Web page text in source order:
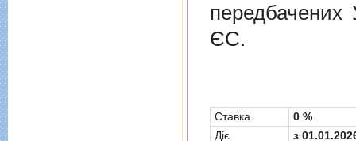
передбачених
ЄС.
Cтавка
0 %
Діє
з